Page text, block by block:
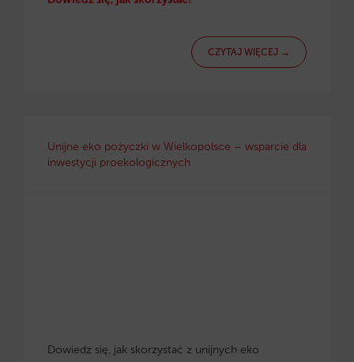
CZYTAJ WIĘCEJ →
Unijne eko pożyczki w Wielkopolsce – wsparcie dla
inwestycji proekologicznych
Dowiedz się, jak skorzystać z unijnych eko